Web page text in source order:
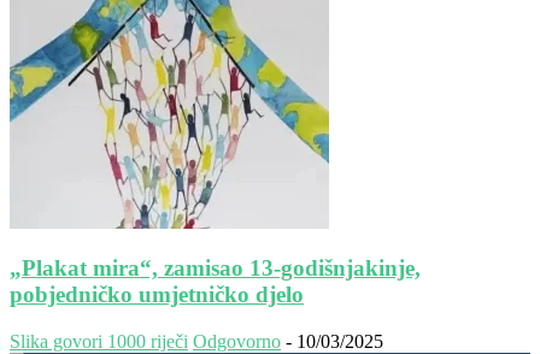
„Plakat mira“, zamisao 13-godišnjakinje,
pobjedničko umjetničko djelo
Slika govori 1000 riječi Odgovorno - 10/03/2025